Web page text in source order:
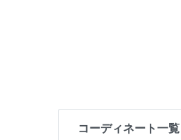
コーディネート一覧